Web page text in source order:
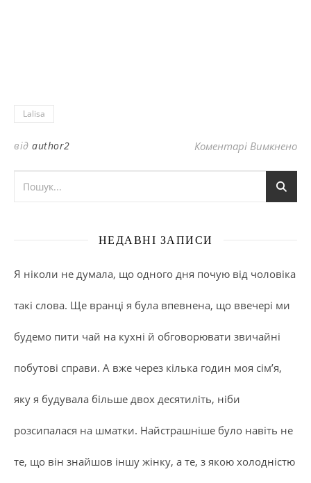
Lalisa
від author2 Коментарі Вимкненодо
НЕДАВНІ ЗАПИСИ
Я ніколи не думала, що одного дня почую від чоловіка
такі слова. Ще вранці я була впевнена, що ввечері ми
будемо пити чай на кухні й обговорювати звичайні
побутові справи. А вже через кілька годин моя сім’я,
яку я будувала більше двох десятиліть, ніби
розсипалася на шматки. Найстрашніше було навіть не
те, що він знайшов іншу жінку, а те, з якою холодністю